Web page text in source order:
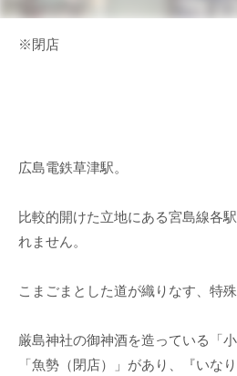
※閉店
広島電鉄草津駅。
比較的開けた立地にある宮島線各
れません。
こまごまとした道が織りなす、特
厳島神社の御神酒を造っている「
「魚勢（閉店）」があり、『いな